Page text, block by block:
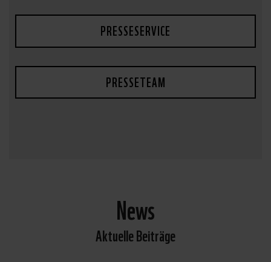
PRESSESERVICE
PRESSETEAM
News
Aktuelle Beiträge